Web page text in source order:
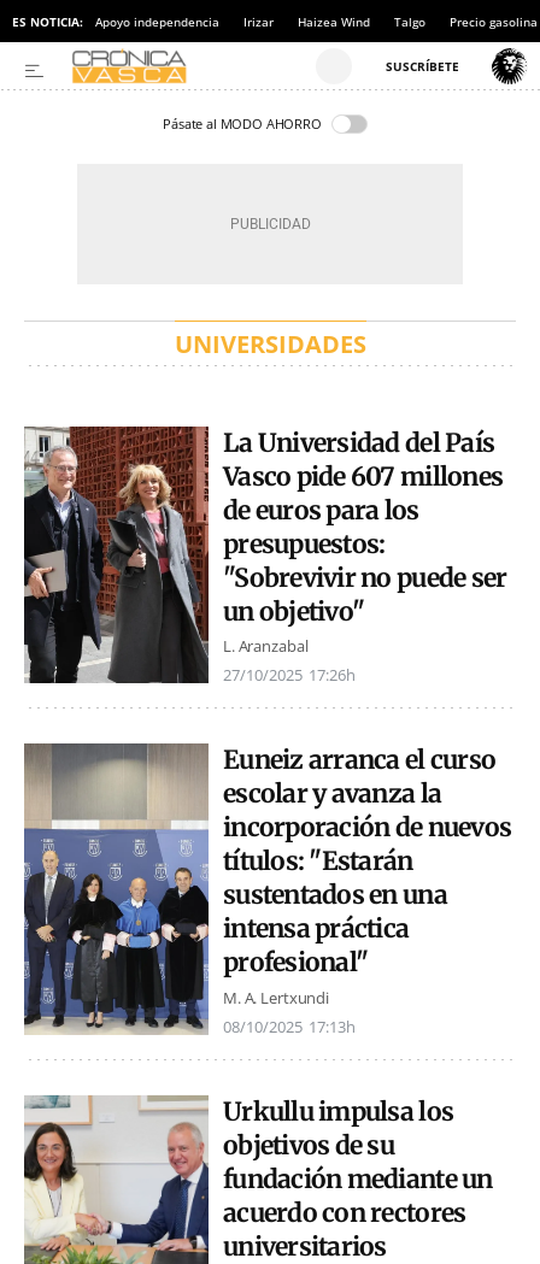
ES NOTICIA: Apoyo independencia Irizar Haizea Wind Talgo Precio gasolina
Pásate al MODO AHORRO
UNIVERSIDADES
La Universidad del País
Vasco pide 607 millones
de euros para los
presupuestos:
"Sobrevivir no puede ser
un objetivo"
L. Aranzabal
27/10/2025 17:26h
Euneiz arranca el curso
escolar y avanza la
incorporación de nuevos
títulos: "Estarán
sustentados en una
intensa práctica
profesional"
M. A. Lertxundi
08/10/2025 17:13h
Urkullu impulsa los
objetivos de su
fundación mediante un
acuerdo con rectores
universitarios